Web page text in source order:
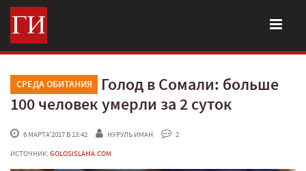
СРЕДА ОБИТАНИЯ
Голод в Сомали: больше
100 человек умерли за 2 суток
6 МАРТА'2017 В 13:42 НУРУЛЬ ИМАН
2
ИСТОЧНИК: GOLOSISLAMA.COM